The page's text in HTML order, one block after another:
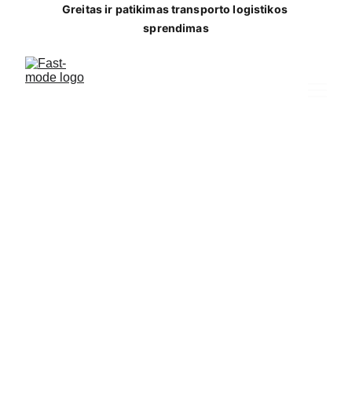
Greitas ir patikimas transporto logistikos
sprendimas